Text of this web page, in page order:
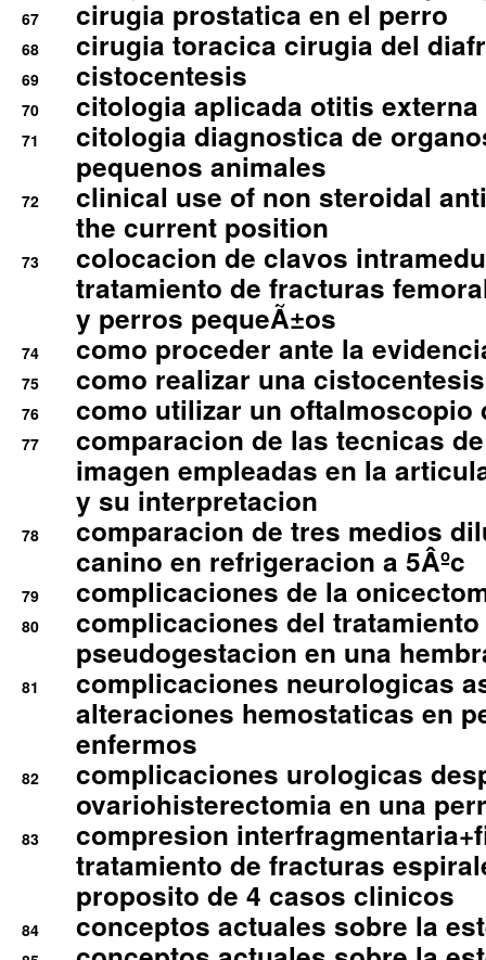
67 cirugia prostatica en el perro
68 cirugia toracica cirugia del
69 cistocentesis
70 citologia aplicada otitis externa
71
citologia diagnostica de
pequenos animales
72
clinical use of non steroidal
the current position
73
colocacion de clavos
tratamiento de fracturas
y perros pequeÃ±os
74 como proceder ante la
75 como realizar una
76 como utilizar un oftalmoscopio
77
comparacion de las tecnicas
imagen empleadas en la
y su interpretacion
78
comparacion de tres medios
canino en refrigeracion a 5Âºc
79 complicaciones de la
80
complicaciones del
pseudogestacion en una
81
complicaciones neurologicas
alteraciones hemostaticas en
enfermos
82
complicaciones urologicas
ovariohisterectomia en una
83
compresion
tratamiento de fracturas
proposito de 4 casos clinicos
84 conceptos actuales sobre la